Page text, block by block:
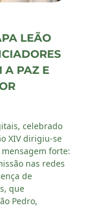
LEÃO
A PAZ E
celebrado
XIV dirigiu-se
forte:
nas redes
de
que
Pedro,